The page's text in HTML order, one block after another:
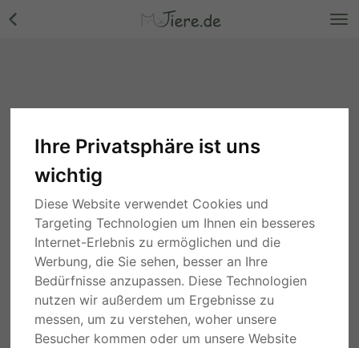
Ihre Privatsphäre ist uns
wichtig
Diese Website verwendet Cookies und
Targeting Technologien um Ihnen ein besseres
Internet-Erlebnis zu ermöglichen und die
Werbung, die Sie sehen, besser an Ihre
Bedürfnisse anzupassen. Diese Technologien
nutzen wir außerdem um Ergebnisse zu
messen, um zu verstehen, woher unsere
Besucher kommen oder um unsere Website